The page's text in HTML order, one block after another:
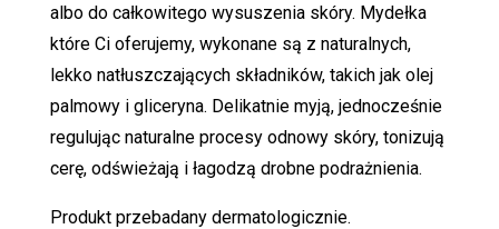
albo do całkowitego wysuszenia skóry. Mydełka
które Ci oferujemy, wykonane są z naturalnych,
lekko natłuszczających składników, takich jak olej
palmowy i gliceryna. Delikatnie myją, jednocześnie
regulując naturalne procesy odnowy skóry, tonizują
cerę, odświeżają i łagodzą drobne podrażnienia.
Produkt przebadany dermatologicznie.